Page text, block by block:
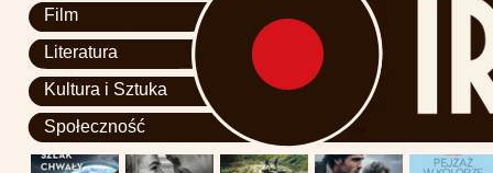
Film
Literatura
Kultura i Sztuka
Społeczność